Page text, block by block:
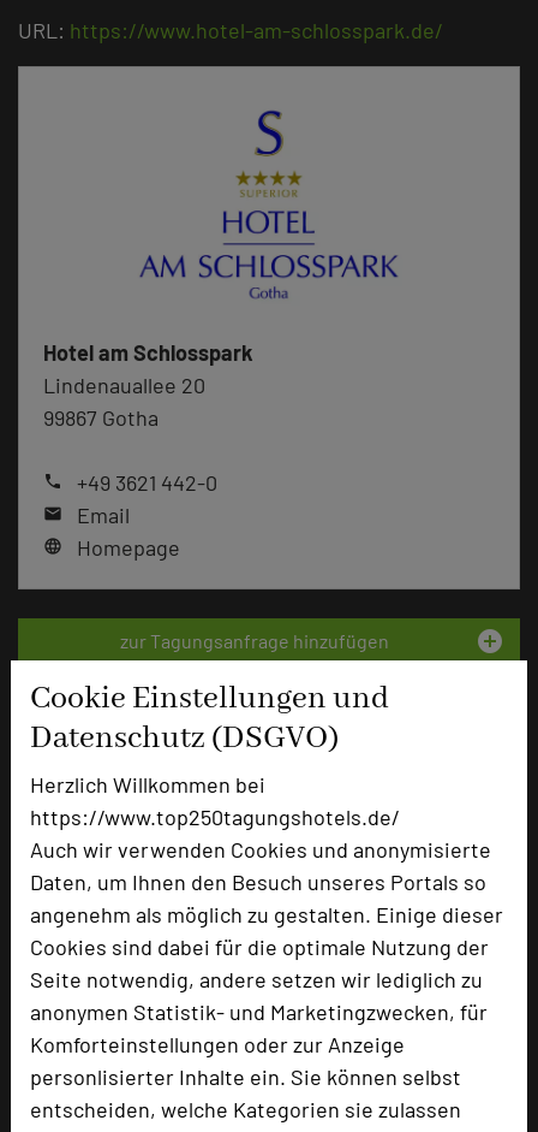
Cookie Einstellungen und
Datenschutz (DSGVO)
Herzlich Willkommen bei
https://www.top250tagungshotels.de/
Auch wir verwenden Cookies und anonymisierte
Daten, um Ihnen den Besuch unseres Portals so
angenehm als möglich zu gestalten. Einige dieser
Cookies sind dabei für die optimale Nutzung der
Seite notwendig, andere setzen wir lediglich zu
anonymen Statistik- und Marketingzwecken, für
Komforteinstellungen oder zur Anzeige
personlisierter Inhalte ein. Sie können selbst
entscheiden, welche Kategorien sie zulassen
URL: https://www.hotel-am-schlosspark.de/
Hotel am Schlosspark
Lindenauallee 20
99867 Gotha
phone +49 3621 442-0
mail Email
language Homepage
zur Tagungsanfrage hinzufügen add_circle
Bewertung
Tagungsleiter
Tagungsteilnehmer
Hotel bewerten
Hoteldaten